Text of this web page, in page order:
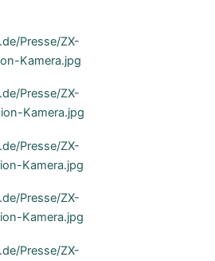
Presse/ZX-
Kamera.jpg
Presse/ZX-
Kamera.jpg
Presse/ZX-
Kamera.jpg
Presse/ZX-
Kamera.jpg
Presse/ZX-